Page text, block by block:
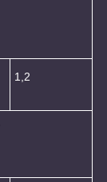
1,2